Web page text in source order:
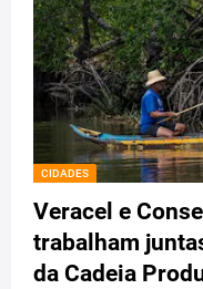
CIDADES
Veracel e
trabalham
da Cadeia